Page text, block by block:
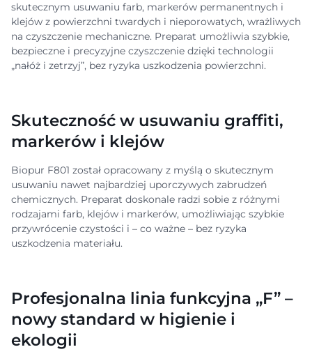
skutecznym usuwaniu farb, markerów permanentnych i
klejów z powierzchni twardych i nieporowatych, wrażliwych
na czyszczenie mechaniczne. Preparat umożliwia szybkie,
bezpieczne i precyzyjne czyszczenie dzięki technologii
„nałóż i zetrzyj”, bez ryzyka uszkodzenia powierzchni.
Skuteczność w usuwaniu graffiti,
markerów i klejów
Biopur F801 został opracowany z myślą o skutecznym
usuwaniu nawet najbardziej uporczywych zabrudzeń
chemicznych. Preparat doskonale radzi sobie z różnymi
rodzajami farb, klejów i markerów, umożliwiając szybkie
przywrócenie czystości i – co ważne – bez ryzyka
uszkodzenia materiału.
Profesjonalna linia funkcyjna „F” –
nowy standard w higienie i
ekologii